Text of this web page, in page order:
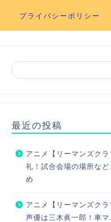
プライバシーポリシー
最近の投稿
アニメ【リーマンズク
礼！試合会場の場所など
め
アニメ【リーマンズク
声優は三木眞一郎！車マ